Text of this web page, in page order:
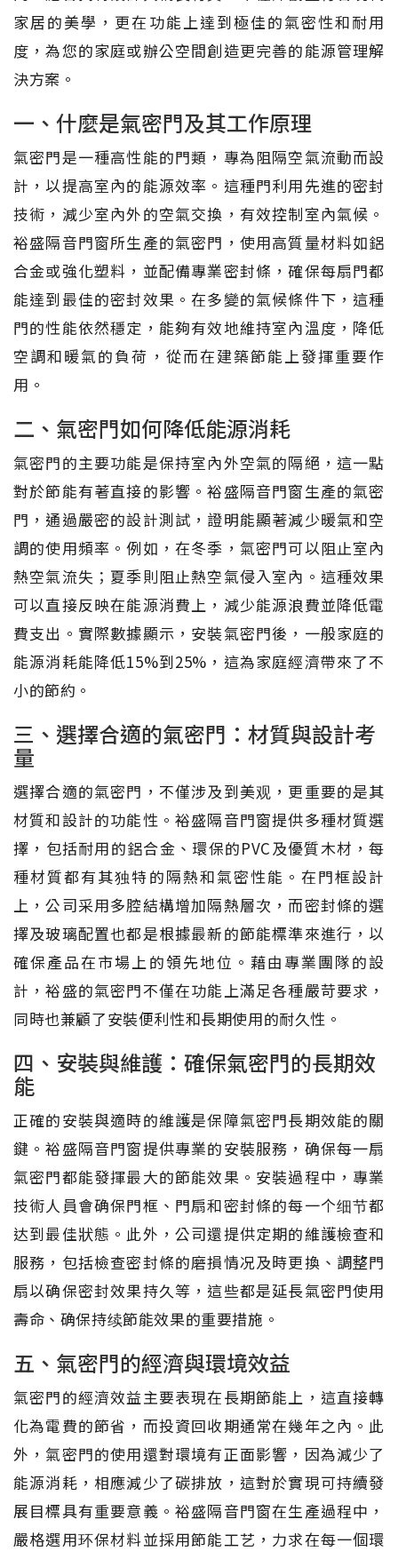
家居的美學，更在功能上達到極佳的氣密性和耐用
度，為您的家庭或辦公空間創造更完善的能源管理解
決方案。
一、什麼是氣密門及其工作原理
氣密門是一種高性能的門類，專為阻隔空氣流動而設
計，以提高室內的能源效率。這種門利用先進的密封
技術，減少室內外的空氣交換，有效控制室內氣候。
裕盛隔音門窗所生產的氣密門，使用高質量材料如鋁
合金或強化塑料，並配備專業密封條，確保每扇門都
能達到最佳的密封效果。在多變的氣候條件下，這種
門的性能依然穩定，能夠有效地維持室內溫度，降低
空調和暖氣的負荷，從而在建築節能上發揮重要作
用。
二、氣密門如何降低能源消耗
氣密門的主要功能是保持室內外空氣的隔絕，這一點
對於節能有著直接的影響。裕盛隔音門窗生產的氣密
門，通過嚴密的設計測試，證明能顯著減少暖氣和空
調的使用頻率。例如，在冬季，氣密門可以阻止室內
熱空氣流失；夏季則阻止熱空氣侵入室內。這種效果
可以直接反映在能源消費上，減少能源浪費並降低電
費支出。實際數據顯示，安裝氣密門後，一般家庭的
能源消耗能降低15%到25%，這為家庭經濟帶來了不
小的節約。
三、選擇合適的氣密門：材質與設計考
量
選擇合適的氣密門，不僅涉及到美观，更重要的是其
材質和設計的功能性。裕盛隔音門窗提供多種材質選
擇，包括耐用的鋁合金、環保的PVC及優質木材，每
種材質都有其独特的隔熱和氣密性能。在門框設計
上，公司采用多腔結構增加隔熱層次，而密封條的選
擇及玻璃配置也都是根據最新的節能標準來進行，以
確保產品在市場上的領先地位。藉由專業團隊的設
計，裕盛的氣密門不僅在功能上滿足各種嚴苛要求，
同時也兼顧了安裝便利性和長期使用的耐久性。
四、安裝與維護：確保氣密門的長期效
能
正確的安裝與適時的維護是保障氣密門長期效能的關
鍵。裕盛隔音門窗提供專業的安裝服務，确保每一扇
氣密門都能發揮最大的節能效果。安裝過程中，專業
技術人員會确保門框、門扇和密封條的每一个细节都
达到最佳狀態。此外，公司還提供定期的維護檢查和
服務，包括檢查密封條的磨損情况及時更換、調整門
扇以确保密封效果持久等，這些都是延長氣密門使用
壽命、确保持续節能效果的重要措施。
五、氣密門的經濟與環境效益
氣密門的經濟效益主要表現在長期節能上，這直接轉
化為電費的節省，而投資回收期通常在幾年之內。此
外，氣密門的使用還對環境有正面影響，因為減少了
能源消耗，相應減少了碳排放，這對於實現可持續發
展目標具有重要意義。裕盛隔音門窗在生產過程中，
嚴格選用环保材料並採用節能工艺，力求在每一個環